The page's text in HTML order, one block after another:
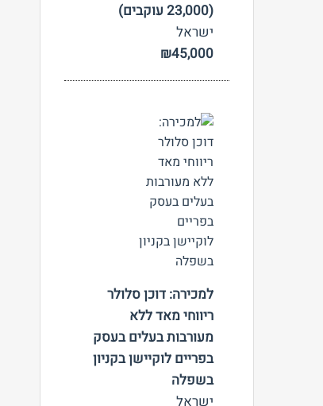
(23,000 עוקבים)
ישראל
₪45,000
צפה
למכירה: דוכן סלולר
ריווחי מאד ללא
מעורבות בעלים בעסק
בפריים לוקיישן בקניון
בשפלה
ישראל